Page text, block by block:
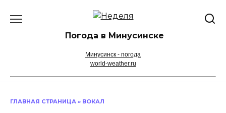
Погода в Минусинске
Минусинск - погода
world-weather.ru
ГЛАВНАЯ СТРАНИЦА » ВОКАЛ